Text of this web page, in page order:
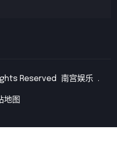
Reserved 南宫娱乐 .
地图